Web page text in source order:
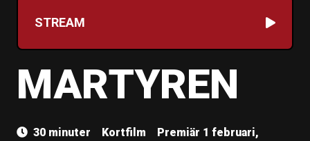
STREAM
MARTYREN
30 minuter Kortfilm
Premiär 1 februari,